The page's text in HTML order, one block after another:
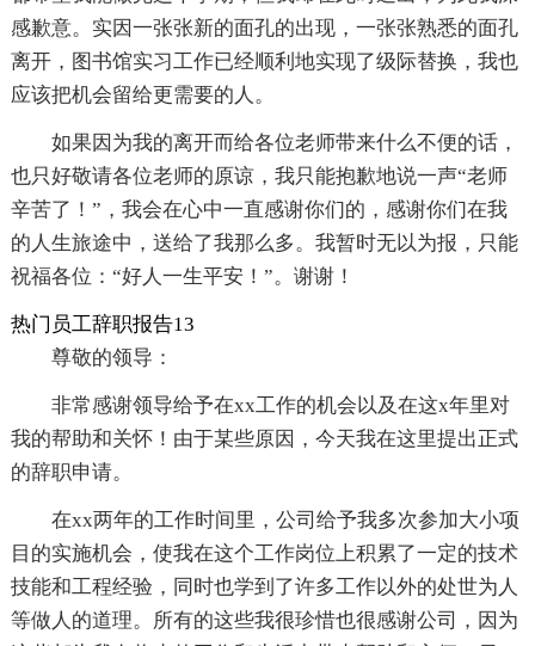
感歉意。实因一张张新的面孔的出现，一张张熟悉的面孔
离开，图书馆实习工作已经顺利地实现了级际替换，我也
应该把机会留给更需要的人。
如果因为我的离开而给各位老师带来什么不便的话，
也只好敬请各位老师的原谅，我只能抱歉地说一声“老师
辛苦了！”，我会在心中一直感谢你们的，感谢你们在我
的人生旅途中，送给了我那么多。我暂时无以为报，只能
祝福各位：“好人一生平安！”。谢谢！
热门员工辞职报告13
尊敬的领导：
非常感谢领导给予在xx工作的机会以及在这x年里对
我的帮助和关怀！由于某些原因，今天我在这里提出正式
的辞职申请。
在xx两年的工作时间里，公司给予我多次参加大小项
目的实施机会，使我在这个工作岗位上积累了一定的技术
技能和工程经验，同时也学到了许多工作以外的处世为人
等做人的道理。所有的这些我很珍惜也很感谢公司，因为